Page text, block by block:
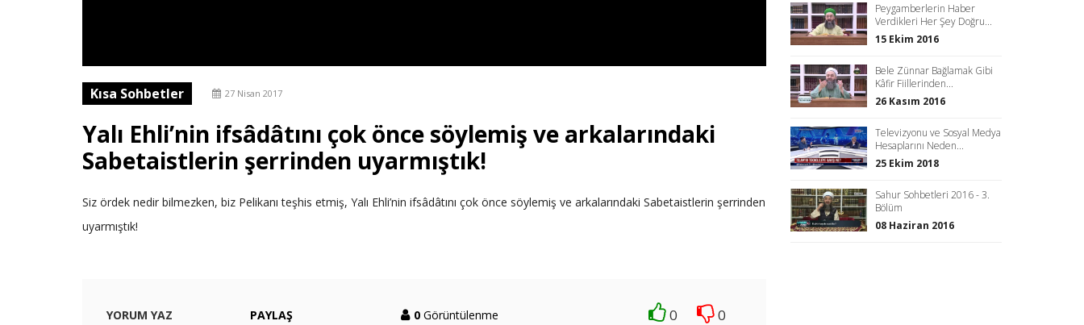
Kısa Sohbetler 27 Nisan 2017
Yalı Ehli’nin ifsâdâtını çok önce söylemiş ve arkalarındaki
Sabetaistlerin şerrinden uyarmıştık!
Siz ördek nedir bilmezken, biz Pelikanı teşhis etmiş, Yalı Ehli’nin ifsâdâtını çok önce söylemiş ve arkalarındaki Sabetaistlerin şerrinden
uyarmıştık!
YORUM YAZ PAYLAŞ 0 Görüntülenme 0 0
Peygamberlerin Haber
Verdikleri Her Şey Doğru...
15 Ekim 2016
Bele Zünnar Bağlamak Gibi
Kâfir Fiillerinden...
26 Kasım 2016
Televizyonu ve Sosyal Medya
Hesaplarını Neden...
25 Ekim 2018
Sahur Sohbetleri 2016 - 3.
Bölüm
08 Haziran 2016